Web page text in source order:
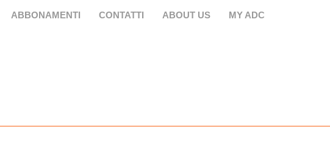
ABBONAMENTI CONTATTI ABOUT US MY ADC